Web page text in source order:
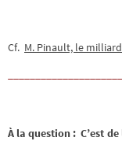
Cf. M. Pinault, le
À la question : C’est